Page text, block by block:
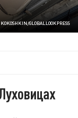
GLOBALLOOKPRESS